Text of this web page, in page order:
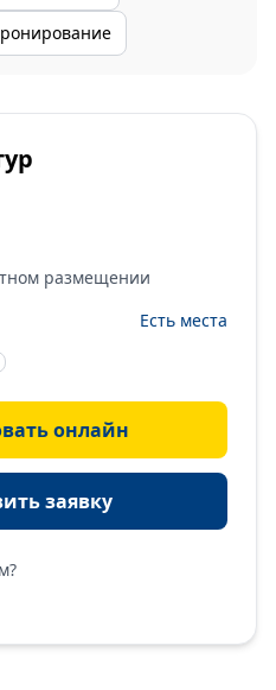
размещении
Есть места
онлайн
заявку